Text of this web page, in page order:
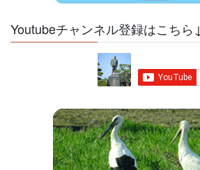
Youtubeチャンネル登録はこちら↓